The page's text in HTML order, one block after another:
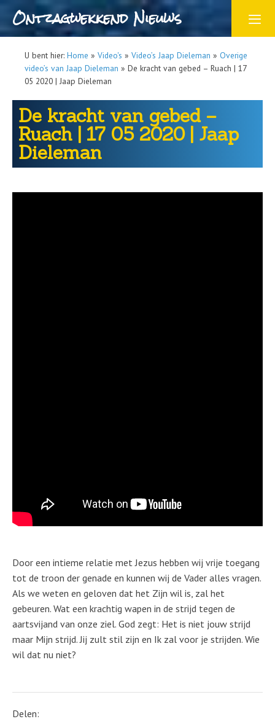
Ontzagwekkend Nieuws
U bent hier: Home » Video's » Video’s Jaap Dieleman » Overige
video’s van Jaap Dieleman » De kracht van gebed – Ruach | 17
05 2020 | Jaap Dieleman
De kracht van gebed –
Ruach | 17 05 2020 | Jaap
Dieleman
Door een intieme relatie met Jezus hebben wij vrije toegang
tot de troon der genade en kunnen wij de Vader alles vragen.
Als we weten en geloven dat het Zijn wil is, zal het
gebeuren. Wat een krachtig wapen in de strijd tegen de
aartsvijand van onze ziel. God zegt: Het is niet jouw strijd
maar Mijn strijd. Jij zult stil zijn en Ik zal voor je strijden. Wie
wil dat nu niet?
Delen: